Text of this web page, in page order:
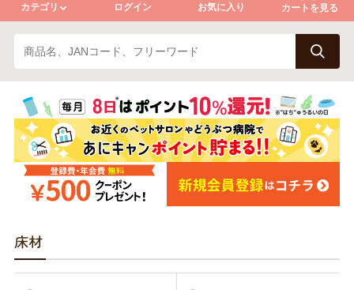
会員登録
あにまるキャンパスについて
アフターサービス
カテゴリ
トカゲ ヘビ
カメ 両生類
ログイン お気に入り カートを見る
あにまるキャンパスについて
アフターサービス
商品リクエスト
お買い物ガイド
お問い合わせ
床材